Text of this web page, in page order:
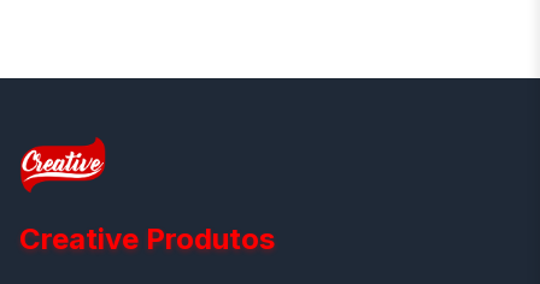
Creative Produtos